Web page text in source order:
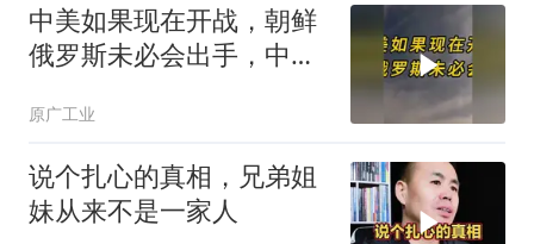
中美如果现在开战，朝鲜
俄罗斯未必会出手，中国
原广工业
说个扎心的真相，兄弟姐
妹从来不是一家人